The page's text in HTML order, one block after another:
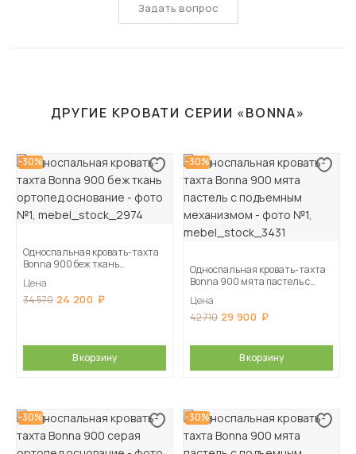
Задать вопрос
ДРУГИЕ КРОВАТИ СЕРИИ «BONNA»
-30%
Односпальная кровать-тахта
Bonna 900 беж ткань
Цена
34 570 24 200
В корзину
-30%
Односпальная кровать-тахта
Bonna 900 мята пастель с
Цена
42 710 29 900
В корзину
-30% -30%